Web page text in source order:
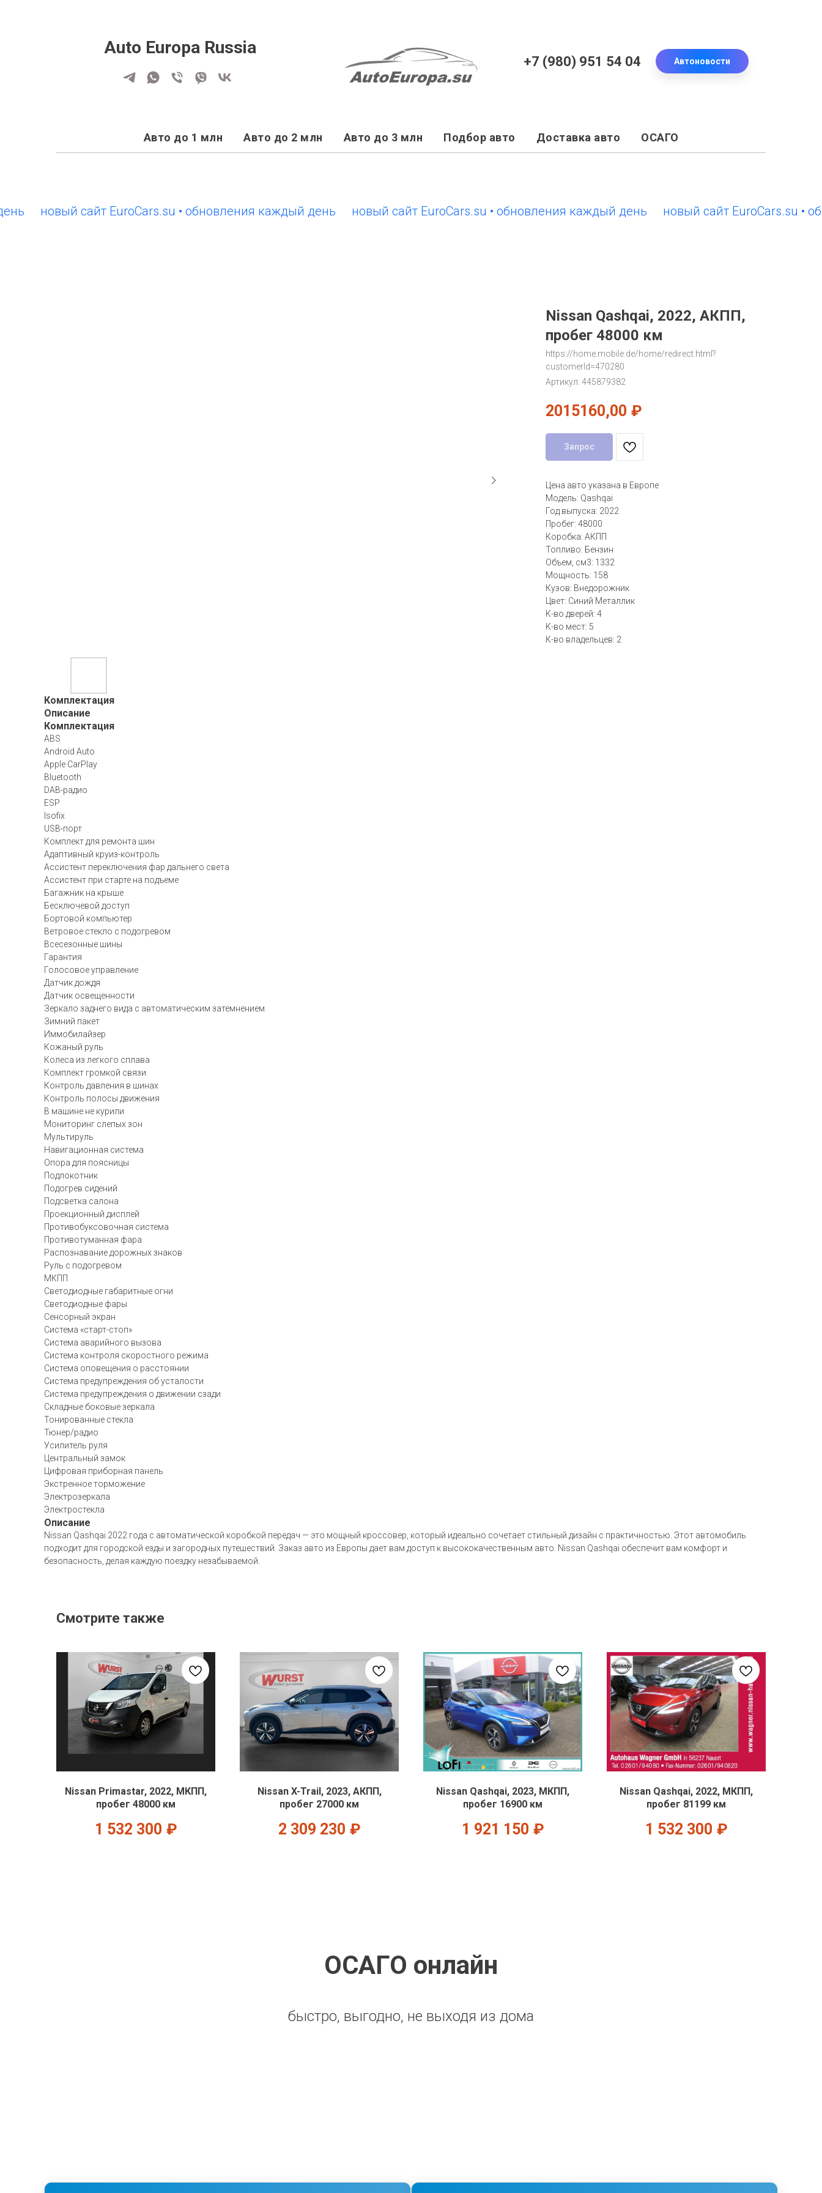
Auto Europa Russia
+7 (980) 951 54 04 Автоновости
Авто до 1 млн Авто до 2 млн Авто до 3 млн Подбор авто Доставка авто ОСАГО
новый сайт EuroCars.su • обновления каждый день новый сайт EuroCars.su • обновления каждый день новый сайт EuroCars.su •
Nissan Qashqai, 2022, АКПП,
пробег 48000 км
https://home.mobile.de/home/redirect.html?
customerId=470280
Артикул: 445879382
2015160,00 ₽
Запрос
Цена авто указана в Европе
Модель: Qashqai
Год выпуска: 2022
Пробег: 48000
Коробка: АКПП
Топливо: Бензин
Объем, см3: 1332
Мощность: 158
Кузов: Внедорожник
Цвет: Синий Металлик
К-во дверей: 4
К-во мест: 5
К-во владельцев: 2
Комплектация
Описание
Комплектация
ABS
Android Auto
Apple CarPlay
Bluetooth
DAB-радио
ESP
Isofix
USB-порт
Комплект для ремонта шин
Адаптивный круиз-контроль
Ассистент переключения фар дальнего света
Ассистент при старте на подъеме
Багажник на крыше
Бесключевой доступ
Бортовой компьютер
Ветровое стекло с подогревом
Всесезонные шины
Гарантия
Голосовое управление
Датчик дождя
Датчик освещенности
Зеркало заднего вида с автоматическим затемнением
Зимний пакет
Иммобилайзер
Кожаный руль
Колеса из легкого сплава
Комплект громкой связи
Контроль давления в шинах
Контроль полосы движения
В машине не курили
Мониторинг слепых зон
Мультируль
Навигационная система
Опора для поясницы
Подлокотник
Подогрев сидений
Подсветка салона
Проекционный дисплей
Противобуксовочная система
Противотуманная фара
Распознавание дорожных знаков
Руль с подогревом
МКПП
Светодиодные габаритные огни
Светодиодные фары
Сенсорный экран
Система «старт-стоп»
Система аварийного вызова
Система контроля скоростного режима
Система оповещения о расстоянии
Система предупреждения об усталости
Система предупреждения о движении сзади
Складные боковые зеркала
Тонированные стекла
Тюнер/радио
Усилитель руля
Центральный замок
Цифровая приборная панель
Экстренное торможение
Электрозеркала
Электростекла
Описание
Nissan Qashqai 2022 года с автоматической коробкой передач — это мощный кроссовер, который идеально сочетает стильный дизайн с практичностью. Этот автомобиль
подходит для городской езды и загородных путешествий. Заказ авто из Европы дает вам доступ к высококачественным авто. Nissan Qashqai обеспечит вам комфорт и
безопасность, делая каждую поездку незабываемой.
Смотрите также
Nissan Primastar, 2022, МКПП,
пробег 48000 км
1 532 300 ₽
Nissan X-Trail, 2023, АКПП,
пробег 27000 км
2 309 230 ₽
Nissan Qashqai, 2023, МКПП,
пробег 16900 км
1 921 150 ₽
Nissan Qashqai, 2022, МКПП,
пробег 81199 км
1 532 300 ₽
ОСАГО онлайн
быстро, выгодно, не выходя из дома